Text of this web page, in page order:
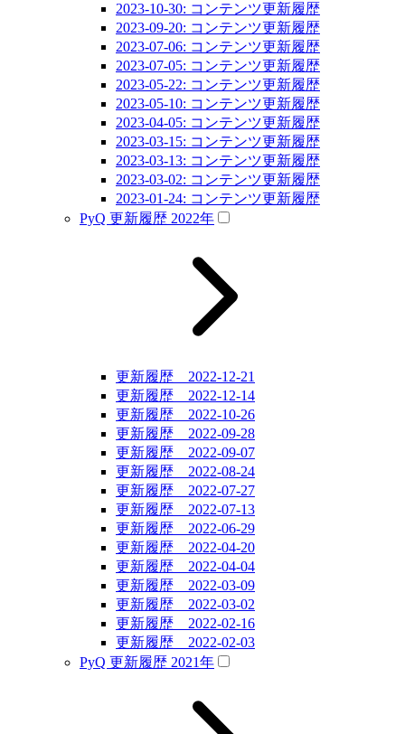
2023-10-30: コンテンツ更新履歴
2023-09-20: コンテンツ更新履歴
2023-07-06: コンテンツ更新履歴
2023-07-05: コンテンツ更新履歴
2023-05-22: コンテンツ更新履歴
2023-05-10: コンテンツ更新履歴
2023-04-05: コンテンツ更新履歴
2023-03-15: コンテンツ更新履歴
2023-03-13: コンテンツ更新履歴
2023-03-02: コンテンツ更新履歴
2023-01-24: コンテンツ更新履歴
PyQ 更新履歴 2022年
更新履歴 2022-12-21
更新履歴 2022-12-14
更新履歴 2022-10-26
更新履歴 2022-09-28
更新履歴 2022-09-07
更新履歴 2022-08-24
更新履歴 2022-07-27
更新履歴 2022-07-13
更新履歴 2022-06-29
更新履歴 2022-04-20
更新履歴 2022-04-04
更新履歴 2022-03-09
更新履歴 2022-03-02
更新履歴 2022-02-16
更新履歴 2022-02-03
PyQ 更新履歴 2021年